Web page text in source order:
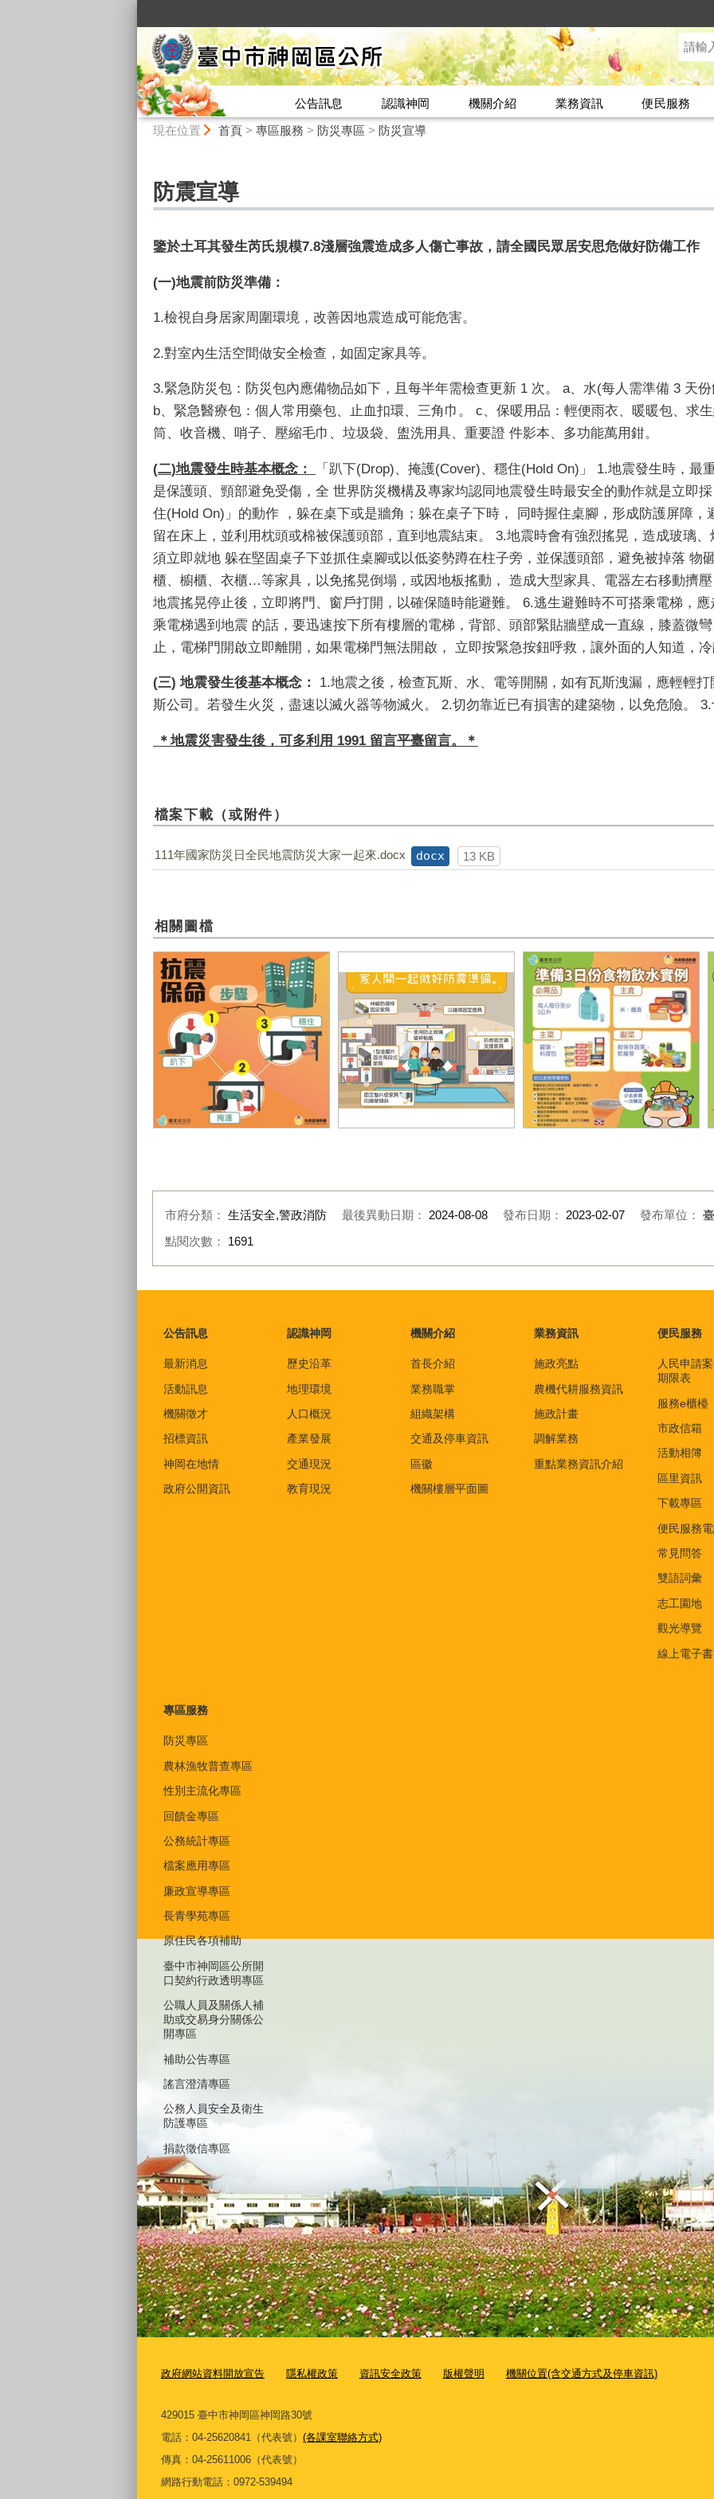
公告訊息 認識神岡 機關介紹 業務資訊
便民服務
現在位置 首頁> 專區服務 > 防災專區 > 防災宣導
防震宣導
鑒於土耳其發生芮氏規模7.8淺層強震造成多人傷亡事故，請全國民眾居安思危做好防備工作
(一)地震前防災準備：
1.檢視自身居家周圍環境，改善因地震造成可能危害。
2. 對室內生活空間做安全檢查，如固定家具等。
3.緊急防災包：防災包內應備物品如下，且每半年需檢查更新 1 次。 a、水(每人需準備 3 天
b、緊急醫療包：個人常用藥包、止血扣環、三角巾。 c、保暖用品：輕便雨衣、暖暖包、求
筒、收音機、哨子、壓縮毛巾、垃圾袋、盥洗用具、重要證 件影本、多功能萬用鉗。
(二)地震發生時基本概念： 「趴下(Drop) 、掩護(Cover) 、穩住(Hold On) 」 1. 地震發生時，最
是保護頭、頸部避免受傷，全 世界防災機構及專家均認同地震發生時最安全的動作就是立即
住(Hold On) 」的動作 ，躲在桌下或是牆角；躲在桌子下時， 同時握住桌腳，形成防護屏障，
留在床上，並利用枕頭或棉被保護頭部，直到地震結束。
3. 地震時會有強烈搖晃，造成玻璃
須立即就地 躲在堅固桌子下並抓住桌腳或以低姿勢蹲在柱子旁，並保護頭部，避免被掉落 物
櫃、櫥櫃、衣櫃
等家具，以免搖晃倒塌，或因地板搖動， 造成大型家具、電器左右移動擠
地震搖晃停止後，立即將門、窗戶打開，以確保隨時能避難。
6. 逃生避難時不可搭乘電梯，
乘電梯遇到地震 的話，要迅速按下所有樓層的電梯，背部、頭部緊貼牆壁成一直線，膝蓋微
止，電梯門開啟立即離開，如果電梯門無法開啟， 立即按緊急按鈕呼救，讓外面的人知道，
(三) 地震發生後基本概念： 1.地震之後，檢查瓦斯、水、電等開關，如有瓦斯洩漏，應輕輕
斯公司。若發生火災，盡速以滅火器等物滅火。
2.切勿靠近已有損害的建築物，以免危險。 3.
＊地震災害發生後，可多利用 1991 留言平臺留言。＊
檔案下載（或附件）
111年國家防災日全民地震防災大家一起來.docx docx 13 KB
相關圖檔
市府分類： 生活安全,警政消防 最後異動日期： 2024-08-08 發布日期： 2023-02-07 發布單位：
點閱次數： 1691
公告訊息
最新消息
活動訊息
機關徵才
招標資訊
神岡在地情
政府公開資訊
認識神岡
歷史沿革
地理環境
人口概況
產業發展
交通現況
教育現況
機關介紹
首長介紹
業務職掌
組織架構
交通及停車資訊
區徽
機關樓層平面圖
業務資訊
施政亮點
農機代耕服務資訊
施政計畫
調解業務
重點業務資訊介紹
便民服務
人民申請
期限表
服務e櫃檯
市政信箱
活動相簿
區里資訊
下載專區
便民服務
常見問答
雙語詞彙
志工園地
觀光導覽
線上電子書
專區服務
防災專區
農林漁牧普查專區
性別主流化專區
回饋金專區
公務統計專區
檔案應用專區
廉政宣導專區
長青學苑專區
原住民各項補助
臺中市神岡區公所開
口契約行政透明專區
公職人員及關係人補
助或交易身分關係公
開專區
補助公告專區
謠言澄清專區
公務人員安全及衛生
防護專區
捐款徵信專區
政府網站資料開放宣告 隱私權政策 資訊安全政策 版權聲明 機關位置(含交通方式及停車資訊)
429015 臺中市神岡區神岡路30號
電話：04-25620841（代表號） (各課室聯絡方式)
傳真：04-25611006（代表號）
網路行動電話：0972-539494